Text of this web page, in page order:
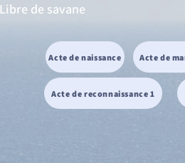
Libre de savane
Acte de naissance Acte de
Acte de reconnaissance 1